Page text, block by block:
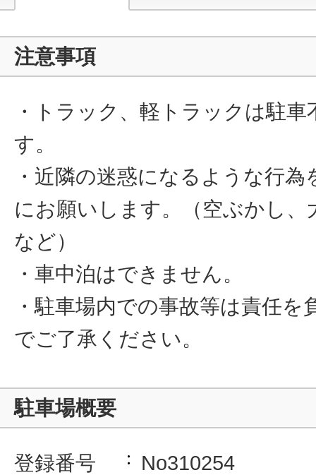
注意事項
・トラック、軽トラックは駐
す。
・近隣の迷惑になるような行
にお願いします。（空ぶかし、
など）
・車中泊はできません。
・駐車場内での事故等は責任を
でご了承ください。
駐車場概要
登録番号
No310254